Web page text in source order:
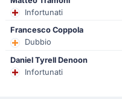
Arturo Calabresi (Pisa)
Goal !
Amir Rrahmani
Eljif Elmas
Infortunati
Francesco Coppola
Dubbio
Daniel Tyrell Denoon
Infortunati